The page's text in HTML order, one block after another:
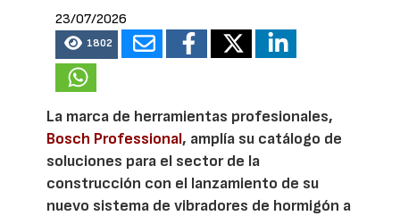
23/07/2026
1802
La marca de herramientas profesionales,
Bosch Professional, amplía su catálogo de
soluciones para el sector de la
construcción con el lanzamiento de su
nuevo sistema de vibradores de hormigón a